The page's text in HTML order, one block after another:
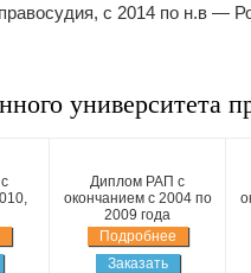
с 2014 по н.в —
университета
Диплом РАП с
окончанием с 2004 по
2009 года
Подробнее
Заказать